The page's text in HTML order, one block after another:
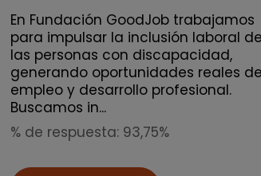
En Fundación GoodJob trabajamos
para impulsar la inclusión laboral de
las personas con discapacidad,
generando oportunidades reales de
empleo y desarrollo profesional.
Buscamos in...
% de respuesta: 93,75%